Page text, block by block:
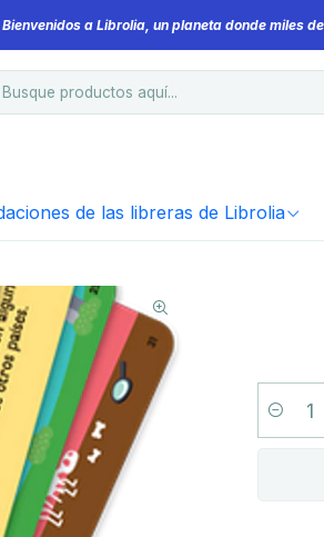
de las libreras de Librolia
Bienvenidos a Librolia, un planeta donde miles
Cantidad